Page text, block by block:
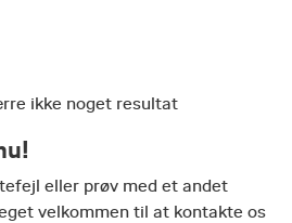
ikke noget resultat
eller prøv med et andet
velkommen til at kontakte os